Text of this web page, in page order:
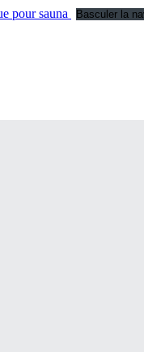
Basculer la